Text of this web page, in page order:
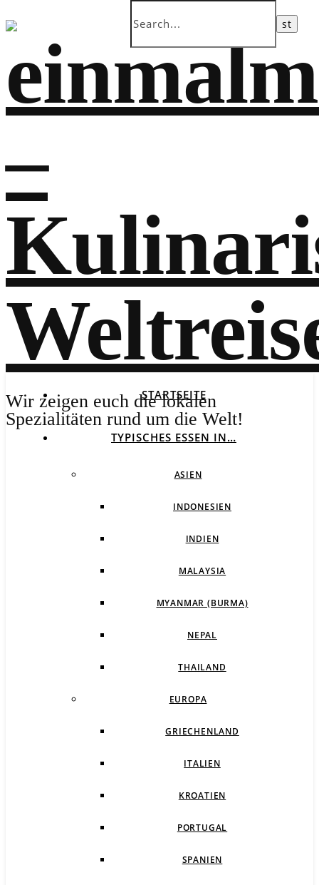
Wir zeigen euch die lokalen
Spezialitäten rund um die Welt!
STARTSEITE
TYPISCHES ESSEN IN…
ASIEN
INDONESIEN
INDIEN
MALAYSIA
MYANMAR (BURMA)
NEPAL
THAILAND
EUROPA
GRIECHENLAND
ITALIEN
KROATIEN
PORTUGAL
SPANIEN